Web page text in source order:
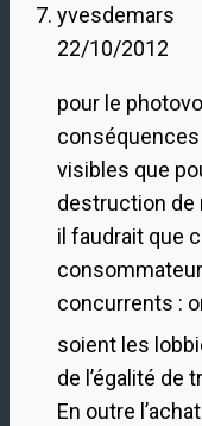
yvesdemars
22/10/2012
pour le
visibles que
destruction de
il faudrait que
concurrents :
soient les
de l’égalité de
En outre